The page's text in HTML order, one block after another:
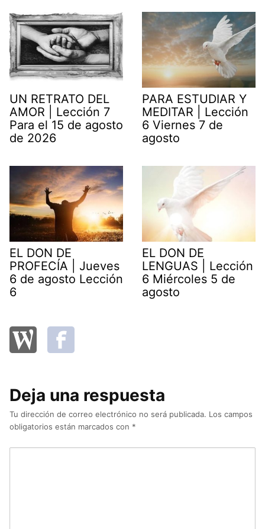
UN RETRATO DEL
AMOR | Lección 7
Para el 15 de agosto
de 2026
PARA ESTUDIAR Y
MEDITAR | Lección
6 Viernes 7 de
agosto
EL DON DE
PROFECÍA | Jueves
6 de agosto Lección
6
EL DON DE
LENGUAS | Lección
6 Miércoles 5 de
agosto
Deja una respuesta
Tu dirección de correo electrónico no será publicada. Los campos
obligatorios están marcados con *